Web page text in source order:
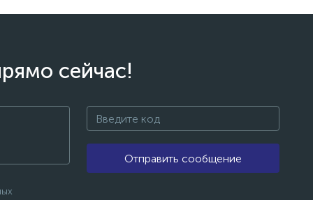
сейчас!
Отправить сообщение